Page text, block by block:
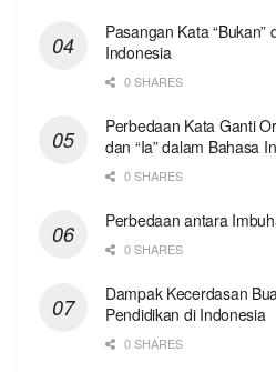
Pasangan Kata “Bukan”
Indonesia
0 SHARES
Perbedaan Kata Ganti
dan “Ia” dalam Bahasa
0 SHARES
Perbedaan antara
0 SHARES
Dampak Kecerdasan
Pendidikan di Indonesia
0 SHARES